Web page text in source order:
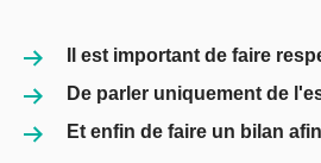
Il est important de faire
De parler uniquement de
Et enfin de faire un bilan